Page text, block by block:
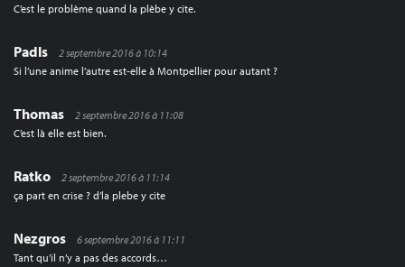
C’est le problème quand la plèbe y cite.
Padls
2 septembre 2016 à 10:14
Si l’une anime l’autre est-elle à Montpellier pour autant ?
Thomas
2 septembre 2016 à 11:08
C’est là elle est bien.
Ratko
2 septembre 2016 à 11:14
ça part en crise ? d’la plebe y cite
Nezgros
6 septembre 2016 à 11:11
Tant qu’il n’y a pas des accords…